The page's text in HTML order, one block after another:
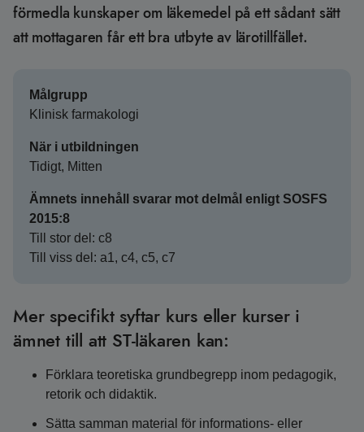
förmedla kunskaper om läkemedel på ett sådant sätt
att mottagaren får ett bra utbyte av lärotillfället.
Målgrupp
Klinisk farmakologi
När i utbildningen
Tidigt, Mitten
Ämnets innehåll svarar mot delmål enligt SOSFS
2015:8
Till stor del: c8
Till viss del: a1, c4, c5, c7
Mer specifikt syftar kurs eller kurser i
ämnet till att ST-läkaren kan:
Förklara teoretiska grundbegrepp inom pedagogik,
retorik och didaktik.
Sätta samman material för informations- eller